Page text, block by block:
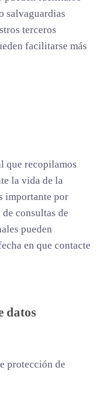
salvaguardias
terceros
facilitarse más
que recopilamos
la vida de la
importante por
consultas de
pueden
en que contacte
datos
protección de